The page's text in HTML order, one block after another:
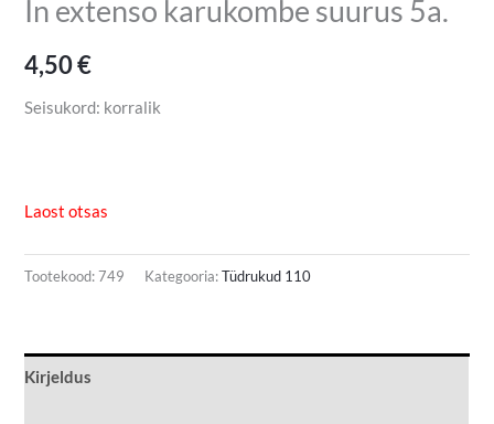
In extenso karukombe suurus 5a.
4,50€
Seisukord: korralik
Laost otsas
Tootekood:749 Kategooria:Tüdrukud 110
Kirjeldus